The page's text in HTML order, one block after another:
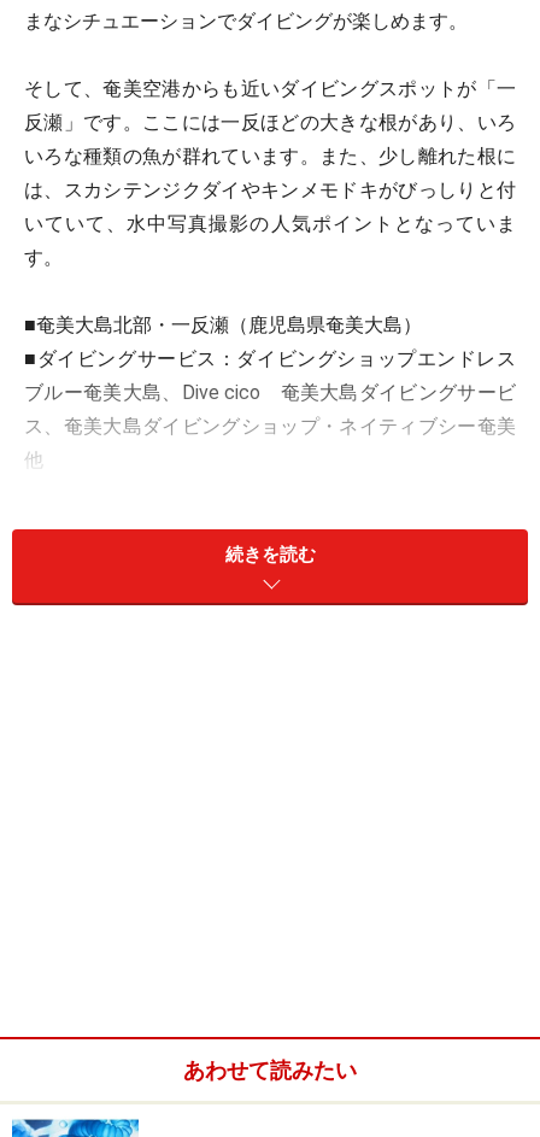
まなシチュエーションでダイビングが楽しめます。
そして、奄美空港からも近いダイビングスポットが「一
反瀬」です。ここには一反ほどの大きな根があり、いろ
いろな種類の魚が群れています。また、少し離れた根に
は、スカシテンジクダイやキンメモドキがびっしりと付
いていて、水中写真撮影の人気ポイントとなっていま
す。
■奄美大島北部・一反瀬（鹿児島県奄美大島）
■ダイビングサービス：ダイビングショップエンドレス
ブルー奄美大島、Dive cico 奄美大島ダイビングサービ
ス、奄美大島ダイビングショップ・ネイティブシー奄美
他
い。
続きを読む
あわせて読みたい